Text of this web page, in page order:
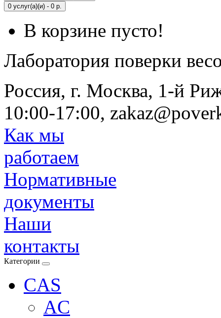
0 услуг(а)(и) - 0 р.
В корзине пусто!
Лаборатория поверки
Россия, г. Москва, 1-й
10:00-17:00,
Как мы
работаем
Нормативные
документы
Наши
контакты
Категории
CAS
AC